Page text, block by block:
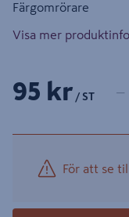
Färgomrörare
Visa mer
95 kr / ST −
För att se